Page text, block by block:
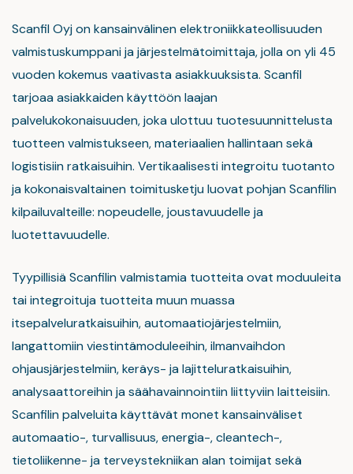
Scanfil Oyj on kansainvälinen elektroniikkateollisuuden
valmistuskumppani ja järjestelmätoimittaja, jolla on yli 45
vuoden kokemus vaativasta asiakkuuksista. Scanfil
tarjoaa asiakkaiden käyttöön laajan
palvelukokonaisuuden, joka ulottuu tuotesuunnittelusta
tuotteen valmistukseen, materiaalien hallintaan sekä
logistisiin ratkaisuihin. Vertikaalisesti integroitu tuotanto
ja kokonaisvaltainen toimitusketju luovat pohjan Scanfilin
kilpailuvalteille: nopeudelle, joustavuudelle ja
luotettavuudelle.
Tyypillisiä Scanfilin valmistamia tuotteita ovat moduuleita
tai integroituja tuotteita muun muassa
itsepalveluratkaisuihin, automaatiojärjestelmiin,
langattomiin viestintämoduleeihin, ilmanvaihdon
ohjausjärjestelmiin, keräys- ja lajitteluratkaisuihin,
analysaattoreihin ja säähavainnointiin liittyviin laitteisiin.
Scanfilin palveluita käyttävät monet kansainväliset
automaatio-, turvallisuus, energia-, cleantech-,
tietoliikenne- ja terveystekniikan alan toimijat sekä